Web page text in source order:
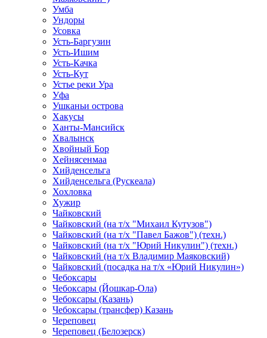
Умба
Ундоры
Усовка
Усть-Баргузин
Усть-Ишим
Усть-Качка
Усть-Кут
Устье реки Ура
Уфа
Ушканьи острова
Хакусы
Ханты-Мансийск
Хвалынск
Хвойный Бор
Хейнясенмаа
Хийденсельга
Хийденсельга (Рускеала)
Хохловка
Хужир
Чайковский
Чайковский (на т/х "Михаил Кутузов")
Чайковский (на т/х "Павел Бажов") (техн.)
Чайковский (на т/х "Юрий Никулин") (техн.)
Чайковский (на т/х Владимир Маяковский)
Чайковский (посадка на т/х «Юрий Никулин»)
Чебоксары
Чебоксары (Йошкар-Ола)
Чебоксары (Казань)
Чебоксары (трансфер) Казань
Череповец
Череповец (Белозерск)